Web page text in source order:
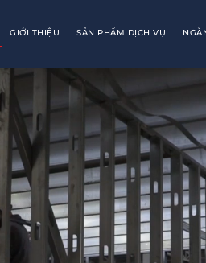
GIỚI THIỆU SẢN PHẨM DỊCH VỤ